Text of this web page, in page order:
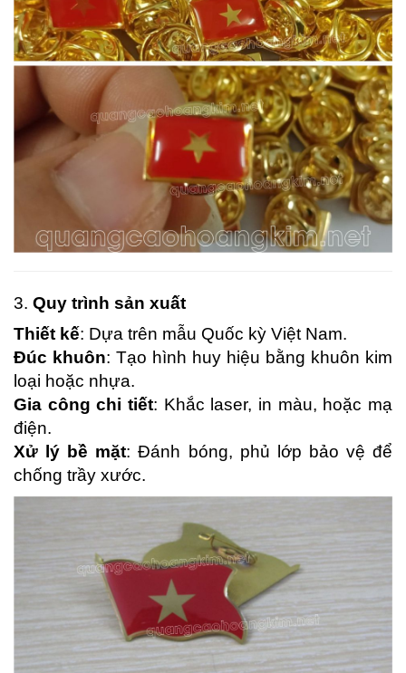
3. Quy trình sản xuất
Thiết kế: Dựa trên mẫu Quốc kỳ Việt Nam.
Đúc khuôn: Tạo hình huy hiệu bằng khuôn kim
loại hoặc nhựa.
Gia công chi tiết: Khắc laser, in màu, hoặc mạ
điện.
Xử lý bề mặt: Đánh bóng, phủ lớp bảo vệ để
chống trầy xước.